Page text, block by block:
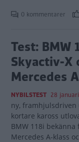
0 kommentarer
Test: BMW
Skyactiv-X
Mercedes
NYBILSTEST 28
ny,
kortare kaross
BMW 118i
Mercedes A-klass